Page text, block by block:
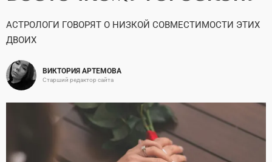
АСТРОЛОГИ ГОВОРЯТ О НИЗКОЙ СОВМЕСТИМОСТИ ЭТИХ
ДВОИХ
ВИКТОРИЯ АРТЕМОВА
Старший редактор сайта